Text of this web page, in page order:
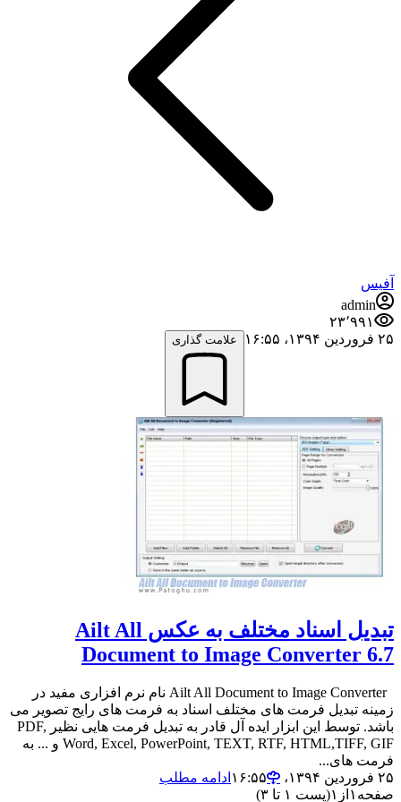
آفیس
admin
۲۳٬۹۹۱
۲۵ فروردین ۱۳۹۴،‏ ۱۶:۵۵
علامت گذاری
تبدیل اسناد مختلف به عکس Ailt All
Document to Image Converter 6.7
Ailt All Document to Image Converter نام نرم افزاری مفید در
زمینه تبدیل فرمت های مختلف اسناد به فرمت های رایج تصویر می
باشد. توسط این ابزار ایده آل قادر به تبدیل فرمت هایی نظیر PDF,
Word, Excel, PowerPoint, TEXT, RTF, HTML,TIFF, GIF و ... به
فرمت های...
۲۵ فروردین ۱۳۹۴،‏ ۱۶:۵۵
ادامه مطلب
صفحه ۱ از ۱(پست ۱ تا ۳)